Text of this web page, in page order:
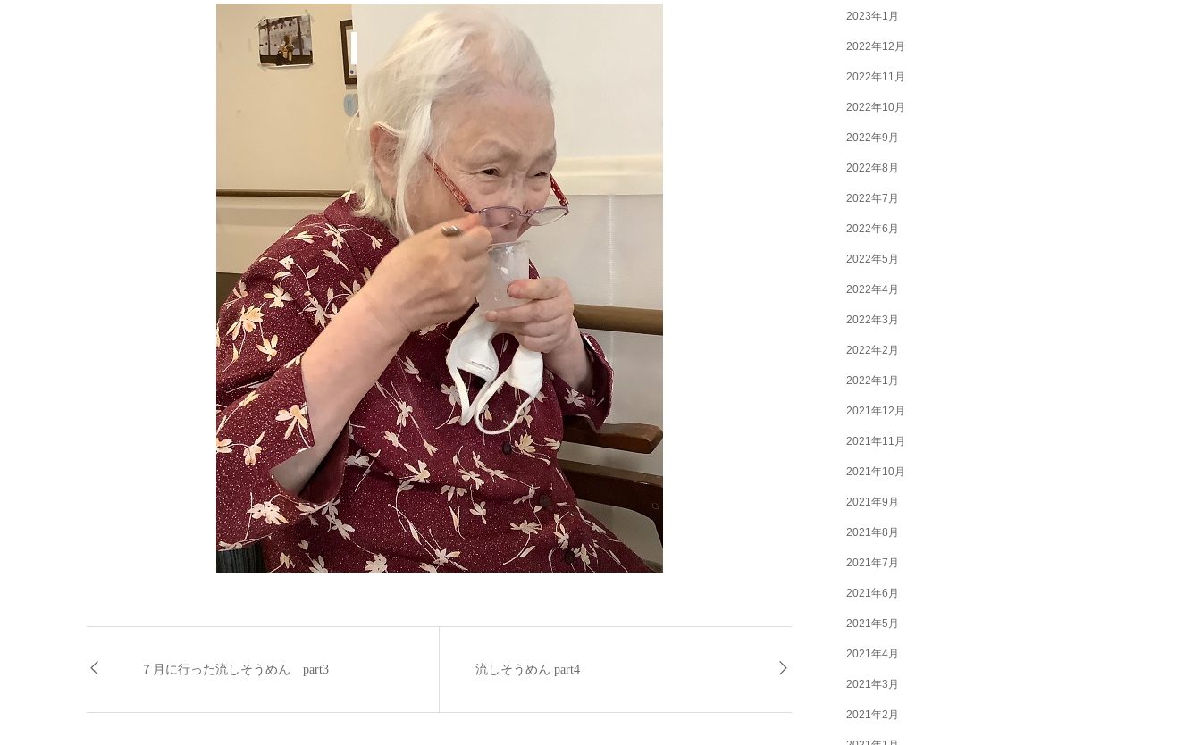
７月に行った流しそうめん part3 流しそうめん part4
2023年1月
2022年12月
2022年11月
2022年10月
2022年9月
2022年8月
2022年7月
2022年6月
2022年5月
2022年4月
2022年3月
2022年2月
2022年1月
2021年12月
2021年11月
2021年10月
2021年9月
2021年8月
2021年7月
2021年6月
2021年5月
2021年4月
2021年3月
2021年2月